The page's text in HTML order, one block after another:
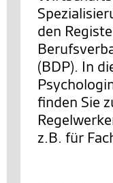
den
(BDP). In
finden Sie
z.B. für